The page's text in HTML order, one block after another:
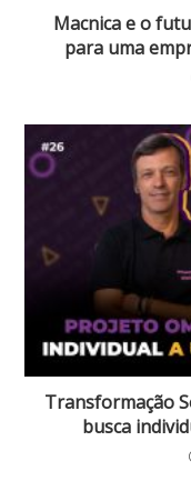
Macnica e o
para uma
Transformação
busca